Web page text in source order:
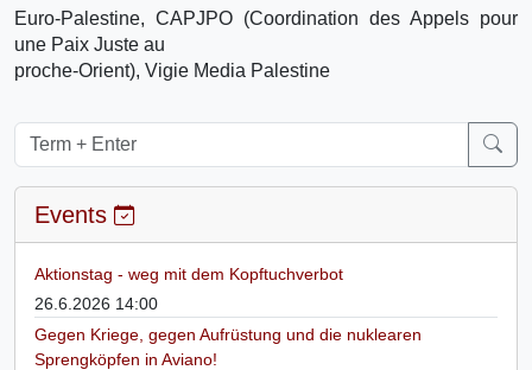
Euro-Palestine, CAPJPO (Coordination des Appels pour
une Paix Juste au
proche-Orient), Vigie Media Palestine
Events
Aktionstag - weg mit dem Kopftuchverbot
26.6.2026 14:00
Gegen Kriege, gegen Aufrüstung und die nuklearen
Sprengköpfen in Aviano!